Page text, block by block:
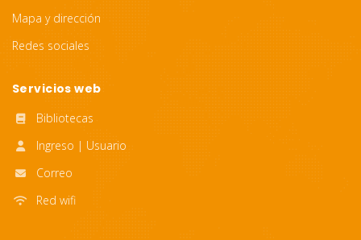
Mapa y dirección
Redes sociales
Servicios web
Bibliotecas
Ingreso | Usuario
Correo
Red wifi